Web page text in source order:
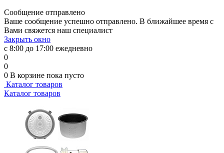
Сообщение отправлено
Ваше сообщение успешно отправлено. В ближайшее время с
Вами свяжется наш специалист
Закрыть окно
с 8:00 до 17:00 ежедневно
0
0
0 В корзине пока пусто
Каталог товаров
Каталог товаров